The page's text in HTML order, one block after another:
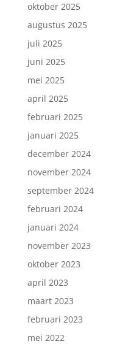
oktober 2025
augustus 2025
juli 2025
juni 2025
mei 2025
april 2025
februari 2025
januari 2025
december 2024
november 2024
september 2024
februari 2024
januari 2024
november 2023
oktober 2023
april 2023
maart 2023
februari 2023
mei 2022